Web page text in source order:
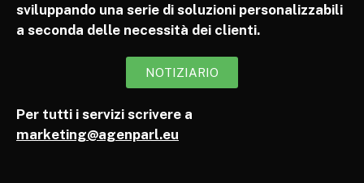
sviluppando una serie di soluzioni personalizzabili
a seconda delle necessità dei clienti.
NOTIZIARIO
Per tutti i servizi scrivere a
marketing@agenparl.eu